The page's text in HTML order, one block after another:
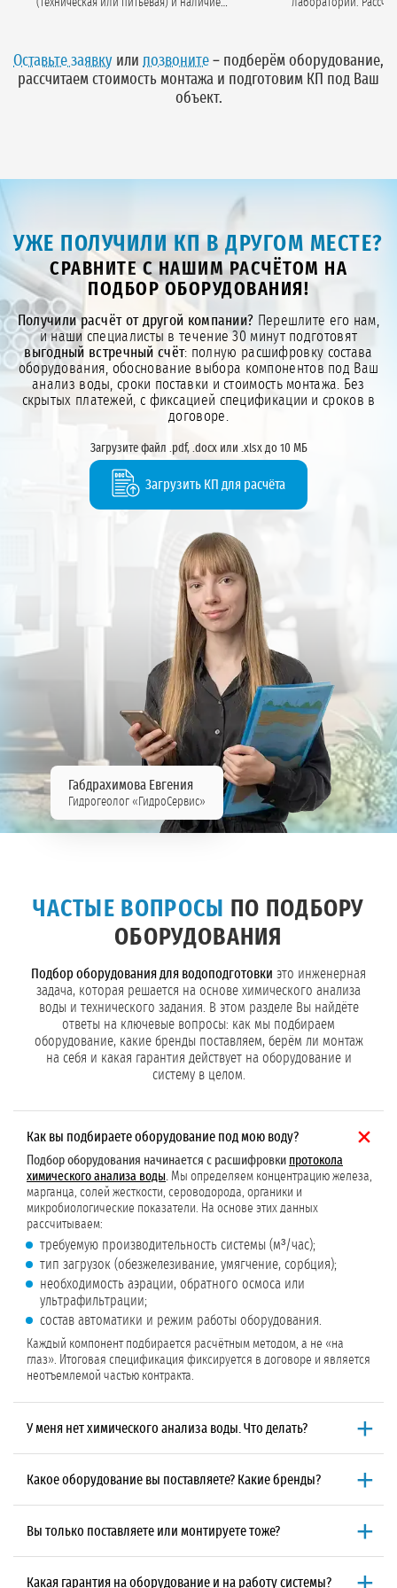
(техническая или питьевая) и наличие
лаборатории. Рассчитываем
Оставьте заявку или позвоните – подберём оборудование,
рассчитаем стоимость монтажа и подготовим КП под Ваш
объект.
УЖЕ ПОЛУЧИЛИ КП В ДРУГОМ МЕСТЕ?
СРАВНИТЕ С НАШИМ РАСЧЁТОМ НА
ПОДБОР ОБОРУДОВАНИЯ!
Получили расчёт от другой компании? Перешлите его нам,
и наши специалисты в течение 30 минут подготовят
выгодный встречный счёт: полную расшифровку состава
оборудования, обоснование выбора компонентов под Ваш
анализ воды, сроки поставки и стоимость монтажа. Без
скрытых платежей, с фиксацией спецификации и сроков в
договоре.
Загрузите файл .pdf, .docx или .xlsx до 10 МБ
Загрузить КП для расчёта
Габдрахимова Евгения
Гидрогеолог «ГидроСервис»
ЧАСТЫЕ ВОПРОСЫ
ПО ПОДБОРУ
ОБОРУДОВАНИЯ
Подбор оборудования для водоподготовки это инженерная
задача, которая решается на основе химического анализа
воды и технического задания. В этом разделе Вы найдёте
ответы на ключевые вопросы: как мы подбираем
оборудование, какие бренды поставляем, берём ли монтаж
на себя и какая гарантия действует на оборудование и
систему в целом.
Как вы подбираете оборудование под мою воду?
Подбор оборудования начинается с расшифровки протокола
химического анализа воды. Мы определяем концентрацию железа,
марганца, солей жесткости, сероводорода, органики и
микробиологические показатели. На основе этих данных
рассчитываем:
требуемую производительность системы (м³/час);
тип загрузок (обезжелезивание, умягчение, сорбция);
необходимость аэрации, обратного осмоса или
ультрафильтрации;
состав автоматики и режим работы оборудования.
Каждый компонент подбирается расчётным методом, а не «на
глаз». Итоговая спецификация фиксируется в договоре и является
неотъемлемой частью контракта.
У меня нет химического анализа воды. Что делать?
Мы организуем отбор проб и исследование воды в
выезжает специалист либо мы отправляем набор для
самостоятельного отбора проб с инструкцией;
пробы доставляются в лабораторию для расширенного
химического анализа (до 54 показателей);
по готовности протокола наши технологи расшифровывают
результаты и подбирают оборудование.
Какое оборудование вы поставляете? Какие бренды?
Мы поставляем оборудование только проверенных
Клапаны управления:Runxin, Clack, Autotrol;
Мембраны для обратного осмоса и ультрафильтрации:Dow,
Hydranautics;
Вы только поставляете или монтируете тоже?
Мы работаем по единомудоговору подряда: подбор, поставка,
Какая гарантия на оборудование и на работу системы?